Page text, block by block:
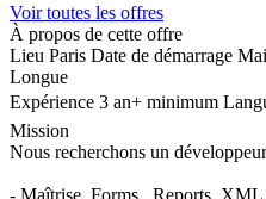
Voir toutes les offres
À propos de cette offre
Lieu Paris Date de démarrage
Longue
Expérience 3 an+ minimum
Mission
Nous recherchons un
- Maîtrise Forms , Reports, XML